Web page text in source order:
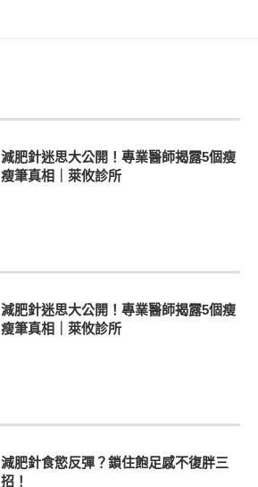
減肥針迷思大公開！專業醫師揭露5個瘦
瘦筆真相｜萊攸診所
減肥針迷思大公開！專業醫師揭露5個瘦
瘦筆真相｜萊攸診所
減肥針食慾反彈？鎖住飽足感不復胖三
招！